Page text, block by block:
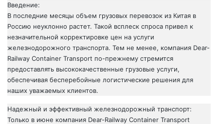
Введение:
В последние месяцы объем грузовых перевозок из Китая в
Россию неуклонно растет. Такой всплеск спроса привел к
незначительной корректировке цен на услуги
железнодорожного транспорта. Тем не менее, компания Dear-
Railway Container Transport по-прежнему стремится
предоставлять высококачественные грузовые услуги,
обеспечивая бесперебойные логистические решения для
наших уважаемых клиентов.
Надежный и эффективный железнодорожный транспорт:
Только в июне компания Dear-Railway Container Transport